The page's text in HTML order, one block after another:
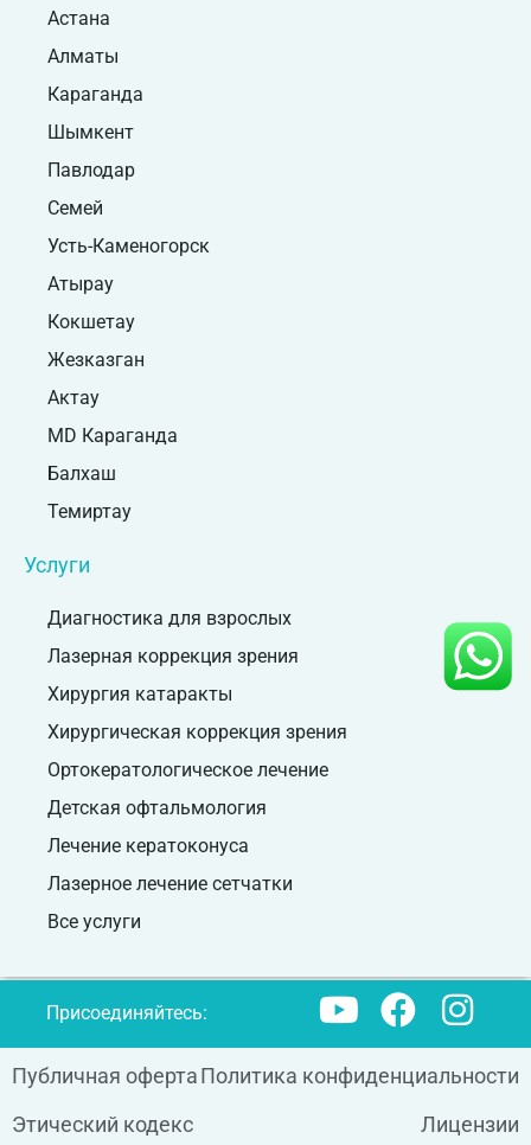
Астана
Алматы
Караганда
Шымкент
Павлодар
Семей
Усть-Каменогорск
Атырау
Кокшетау
Жезказган
Актау
MD Караганда
Балхаш
Темиртау
Услуги
Диагностика для взрослых
Лазерная коррекция зрения
Хирургия катаракты
Хирургическая коррекция зрения
Ортокератологическое лечение
Детская офтальмология
Лечение кератоконуса
Лазерное лечение сетчатки
Все услуги
Присоединяйтесь:
Публичная офертаПолитика конфиденциальности
Этический кодекс
Лицензии